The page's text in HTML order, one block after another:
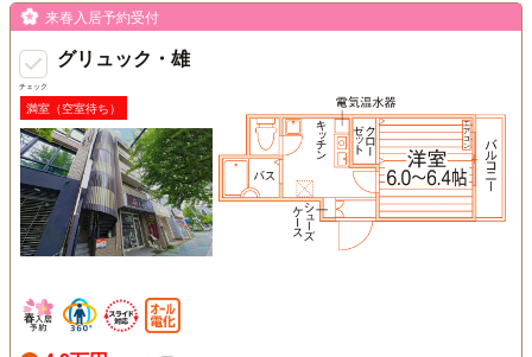
チェック
来春入居予約受付
グリュック・雄
満室（空室待ち）